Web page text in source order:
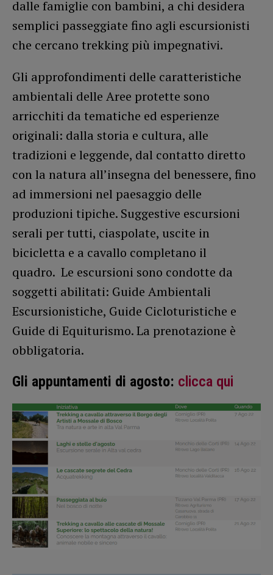
dalle famiglie con bambini, a chi desidera
semplici passeggiate fino agli escursionisti
che cercano trekking più impegnativi.
Gli approfondimenti delle caratteristiche
ambientali delle Aree protette sono
arricchiti da tematiche ed esperienze
originali: dalla storia e cultura, alle
tradizioni e leggende, dal contatto diretto
con la natura all’insegna del benessere, fino
ad immersioni nel paesaggio delle
produzioni tipiche. Suggestive escursioni
serali per tutti, ciaspolate, uscite in
bicicletta e a cavallo completano il
quadro. Le escursioni sono condotte da
soggetti abilitati: Guide Ambientali
Escursionistiche, Guide Cicloturistiche e
Guide di Equiturismo. La prenotazione è
obbligatoria.
Gli appuntamenti di agosto: clicca qui